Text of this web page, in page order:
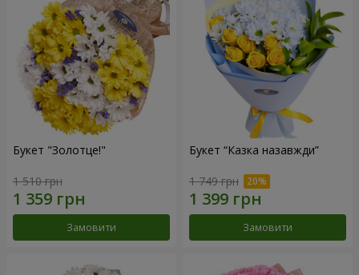
Букет "Золотце!"
1 510 грн
Замовити
Букет “Казка назавжди”
1 749 грн
Замовити